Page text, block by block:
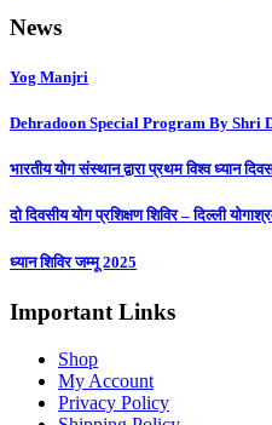
News
Yog Manjri
Dehradoon Special Program By Shri
भारतीय योग संस्थान द्वारा प्रथम विश्व ध्यान
दो दिवसीय योग प्रशिक्षण शिविर – दिल्ली
ध्यान शिविर जम्मू 2025
Important Links
Menu
Shop
My Account
Privacy Policy